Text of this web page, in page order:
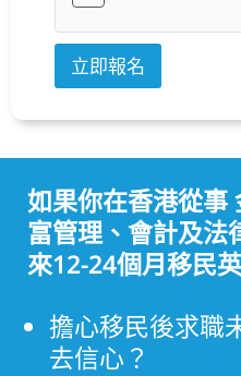
立即報名
t
e
r
n
t
i
如果你在香港從事
富管理、會計及法
來12-24個月移民
擔心移民後求職
去信心？